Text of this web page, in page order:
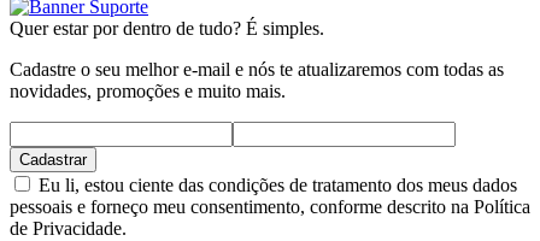
Quer estar por dentro de tudo? É simples.
Cadastre o seu melhor e-mail e nós te atualizaremos com todas as
novidades, promoções e muito mais.
Cadastrar
Eu li, estou ciente das condições de tratamento dos meus dados
pessoais e forneço meu consentimento, conforme descrito na Política
de Privacidade.